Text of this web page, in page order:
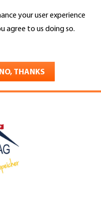
your user experience
agree to us doing so.
NO, THANKS
Search
Swiss AG